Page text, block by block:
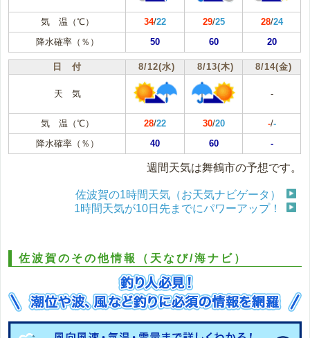
気 温（℃） 34/22 29/25 28/24
降水確率（％）
50 60 20
日 付 8/12(水) 8/13(木) 8/14(金)
天 気 -
気 温（℃） 28/22 30/20 -/-
降水確率（％）
40 60 -
週間天気は舞鶴市の予想です。
佐波賀の1時間天気（お天気ナビゲータ）
1時間天気が10日先までにパワーアップ！
佐波賀のその他情報（天なび/海ナビ）